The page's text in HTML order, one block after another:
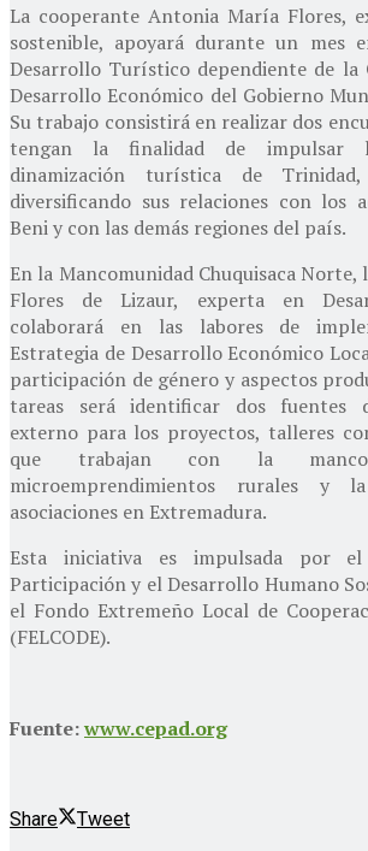
La cooperante Antonia María Flores,
sostenible, apoyará durante un mes
Desarrollo Turístico dependiente de la
Desarrollo Económico del Gobierno
Su trabajo consistirá en realizar dos
tengan la finalidad de impulsar
dinamización turística de
diversificando sus relaciones con los
Beni y con las demás regiones del país.
En la Mancomunidad Chuquisaca
Flores de Lizaur, experta en
colaborará en las labores de
Estrategia de Desarrollo Económico
participación de género y aspectos
tareas será identificar dos fuentes
externo para los proyectos, talleres
que trabajan con la
microemprendimientos rurales y
asociaciones en Extremadura.
Esta iniciativa es impulsada por
Participación y el Desarrollo Humano
el Fondo Extremeño Local de
(FELCODE).
Fuente:www.cepad.org
Share Tweet